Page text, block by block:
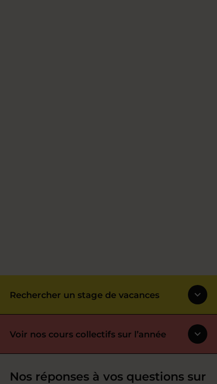
Rechercher un stage de vacances
Voir nos cours collectifs sur l’année
Nos réponses à vos questions sur